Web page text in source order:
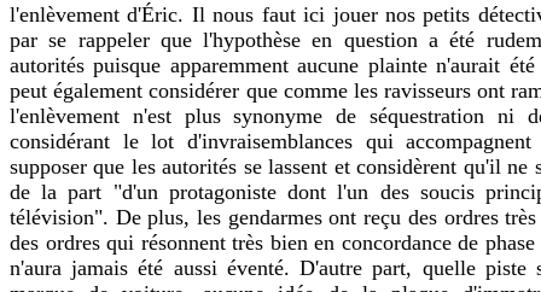
l'enlèvement d'Éric. Il nous faut ici jouer nos petits
par se rappeler que l'hypothèse en question a été
autorités puisque apparemment aucune plainte n'aurait
peut également considérer que comme les ravisseurs ont
l'enlèvement n'est plus synonyme de séquestration ni
considérant le lot d'invraisemblances qui
supposer que les autorités se lassent et considèrent qu'il ne
de la part "d'un protagoniste dont l'un des soucis
télévision". De plus, les gendarmes ont reçu des ordres
des ordres qui résonnent très bien en concordance de
n'aura jamais été aussi éventé. D'autre part, quelle